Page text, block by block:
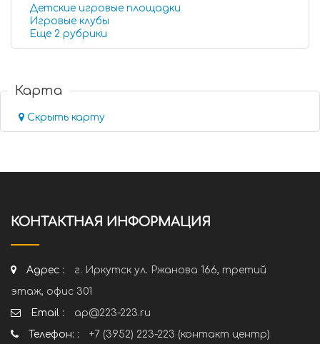
Детские игровые площадки
Игровые клубы
Еще 2 рубрики
Карта
Скрыть карту
КОНТАКТНАЯ ИНФОРМАЦИЯ
Адрес :
г. Иркутск ул. Ржанова 166, третий
этаж, офис 301
Email :
ap@223-223.ru
Телефон: :
+7 (3952) 223-223 (контакт центр)